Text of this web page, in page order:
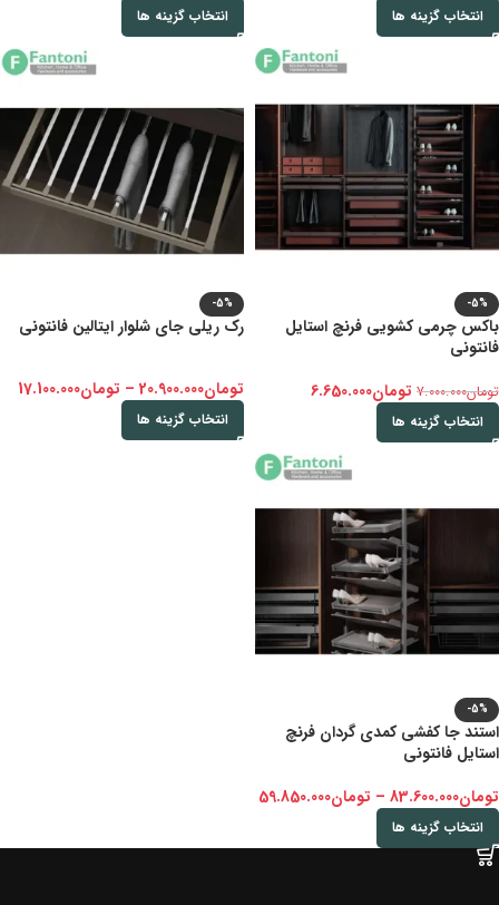
انتخاب گزینه ها انتخاب گزینه ها
-5%
باکس چرمی کشویی فرنچ استایل
فانتونی
تومان7.000.000 تومان6.650.000
انتخاب گزینه ها
-5%
رک ریلی جای شلوار ایتالین فانتونی
تومان20.900.000
– تومان17.100.000
انتخاب گزینه ها
-5%
استند جا کفشی کمدی گردان فرنچ
استایل فانتونی
تومان83.600.000
– تومان59.850.000
انتخاب گزینه ها